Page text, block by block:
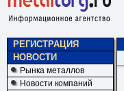
РЕГИСТРАЦИЯ
НОВОСТИ
Рынка металлов
Новости компаний